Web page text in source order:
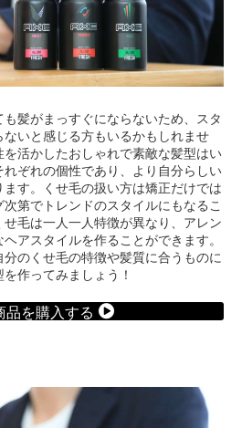
髪がまっすぐにならないため、スタ
いと感じる方もいるかもしれませ
活かしたおしゃれで素敵な髪型はい
れぞれの個性であり、より自分らしい
す。くせ毛の扱い方は矯正だけでは
第でトレンドのスタイルにもなるこ
毛は一人一人特徴が異なり、アレン
アスタイルを作ることができます。
のくせ毛の特徴や髪質に合うものに
作ってみましょう！
品を購入する